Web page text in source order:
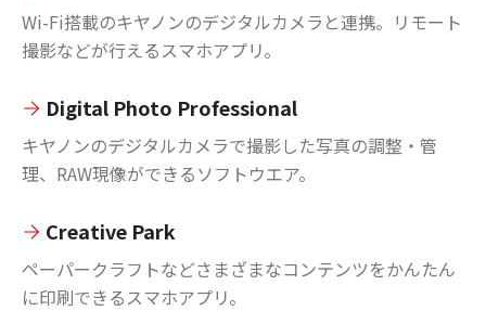
Wi-Fi搭載のキヤノンのデジタルカメラと連携。リモート
撮影などが行えるスマホアプリ。
Digital Photo Professional
キヤノンのデジタルカメラで撮影した写真の調整・管
理、RAW現像ができるソフトウエア。
Creative Park
ペーパークラフトなどさまざまなコンテンツをかんたん
に印刷できるスマホアプリ。